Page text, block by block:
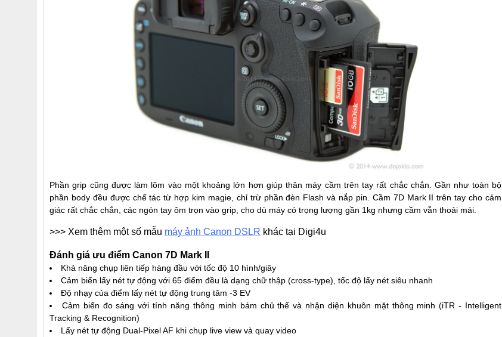
Phần grip cũng được làm lõm vào một khoảng lớn hơn giúp thân máy cầm trên tay rất chắc chắn. Gần như toàn bộ
phần body đều được chế tác từ hợp kim magie, chỉ trừ phần đèn Flash và nắp pin. Cầm 7D Mark II trên tay cho cảm
giác rất chắc chắn, các ngón tay ôm trọn vào grip, cho dù máy có trọng lượng gần 1kg nhưng cầm vẫn thoải mái.
>>> Xem thêm một số mẫu máy ảnh Canon DSLR khác tại Digi4u
Đánh giá ưu điểm Canon 7D Mark II
Khả năng chụp liên tiếp hàng đầu với tốc độ 10 hình/giây
Cảm biến lấy nét tự động với 65 điểm đều là dạng chữ thập (cross-type), tốc độ lấy nét siêu nhanh
Độ nhạy của điểm lấy nét tự động trung tâm -3 EV
Cảm biến đo sáng với tính năng thông minh bám chủ thể và nhận diện khuôn mặt thông minh (iTR - Intelligent
Tracking & Recognition)
Lấy nét tự động Dual-Pixel AF khi chụp live view và quay video